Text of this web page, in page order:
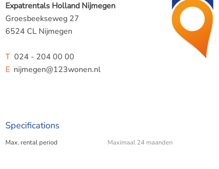
Expatrentals Holland Nijmegen
Groesbeekseweg 27
6524 CL Nijmegen
T024 - 204 00 00
Enijmegen@123wonen.nl
Specifications
Max. rental period Maximaal 24 maanden